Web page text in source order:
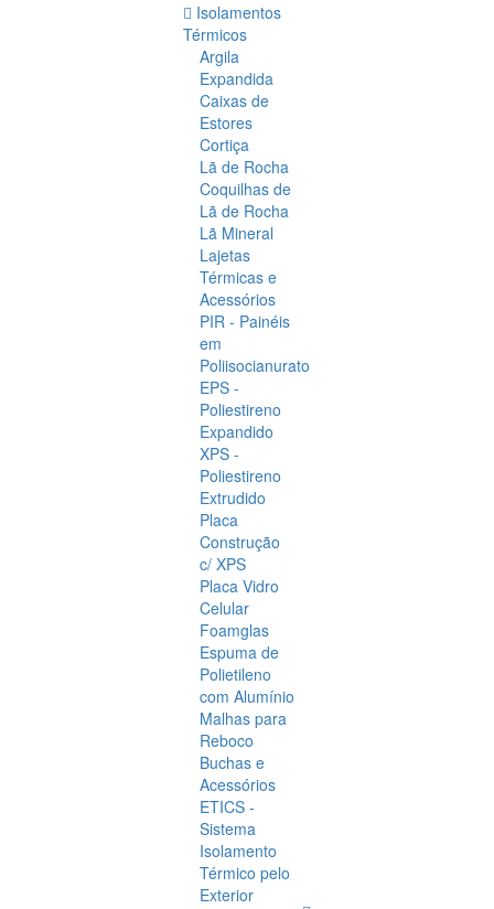
Isolamentos
Térmicos
Argila
Expandida
Caixas de
Estores
Cortiça
Lã de Rocha
Coquilhas de
Lã de Rocha
Lã Mineral
Lajetas
Térmicas e
Acessórios
PIR - Painéis
em
Poliisocianurato
EPS -
Poliestireno
Expandido
XPS -
Poliestireno
Extrudido
Placa
Construção
c/ XPS
Placa Vidro
Celular
Foamglas
Espuma de
Polietileno
com Alumínio
Malhas para
Reboco
Buchas e
Acessórios
ETICS -
Sistema
Isolamento
Térmico pelo
Exterior